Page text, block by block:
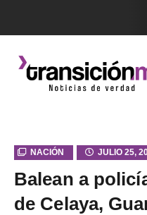
NACIÓN JULIO 25,
Balean a
de Celaya,